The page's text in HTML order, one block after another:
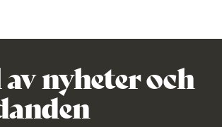
nyheter och